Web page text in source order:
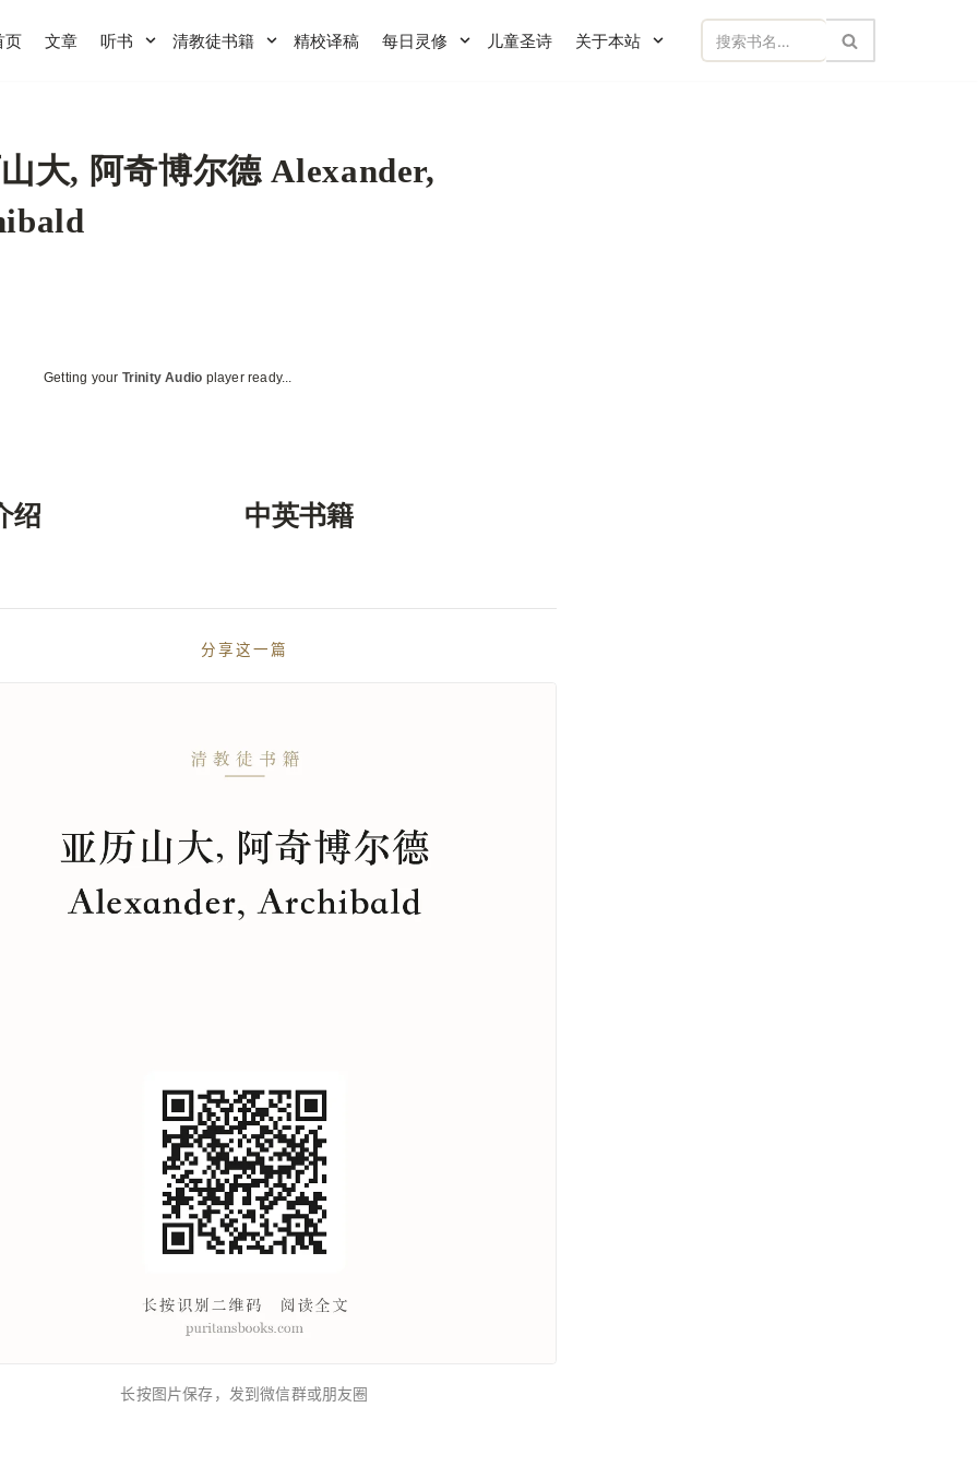
页 文章 听书 清教徒书籍 精校译稿 每日灵修 儿童圣诗 关于本站
大, 阿奇博尔德 Alexander,
Getting your Trinity Audio player ready...
绍 中英书籍
分享这一篇
长按图片保存，发到微信群或朋友圈